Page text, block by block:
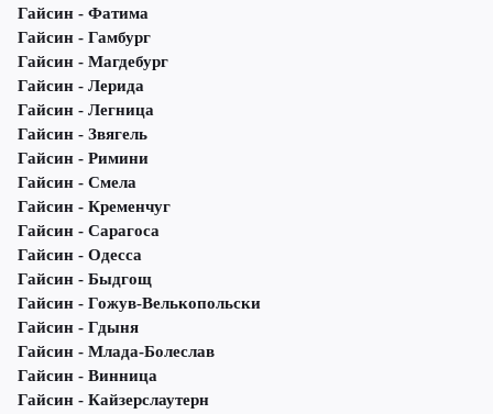
Гайсин - Фатима
Гайсин - Гамбург
Гайсин - Магдебург
Гайсин - Лерида
Гайсин - Легница
Гайсин - Звягель
Гайсин - Римини
Гайсин - Смела
Гайсин - Кременчуг
Гайсин - Сарагоса
Гайсин - Одесса
Гайсин - Быдгощ
Гайсин - Гожув-Велькопольски
Гайсин - Гдыня
Гайсин - Млада-Болеслав
Гайсин - Винница
Гайсин - Кайзерслаутерн